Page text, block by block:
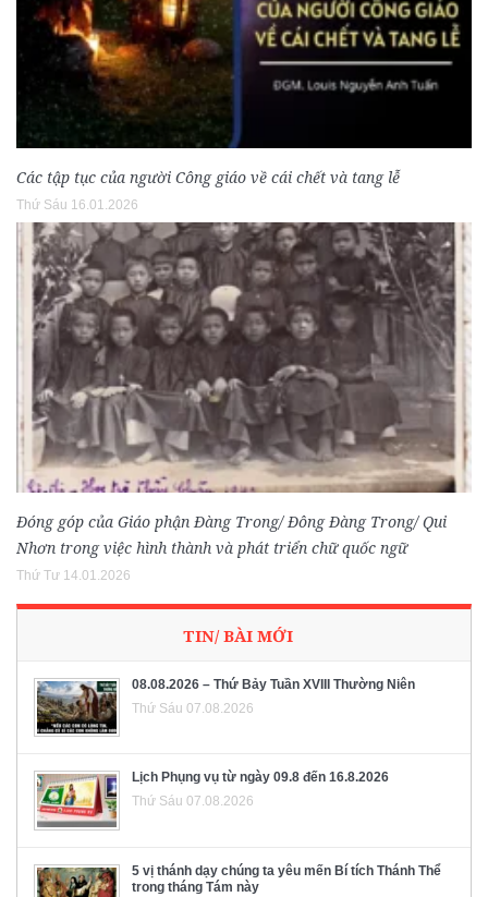
Các tập tục của người Công giáo về cái chết và tang lễ
Thứ Sáu 16.01.2026
Đóng góp của Giáo phận Đàng Trong/ Đông Đàng Trong/ Qui
Nhơn trong việc hình thành và phát triển chữ quốc ngữ
Thứ Tư 14.01.2026
TIN/ BÀI MỚI
08.08.2026 – Thứ Bảy Tuần XVIII Thường Niên
Thứ Sáu 07.08.2026
Lịch Phụng vụ từ ngày 09.8 đến 16.8.2026
Thứ Sáu 07.08.2026
5 vị thánh dạy chúng ta yêu mến Bí tích Thánh Thể
trong tháng Tám này